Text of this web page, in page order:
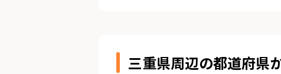
三重県周辺の都道府県